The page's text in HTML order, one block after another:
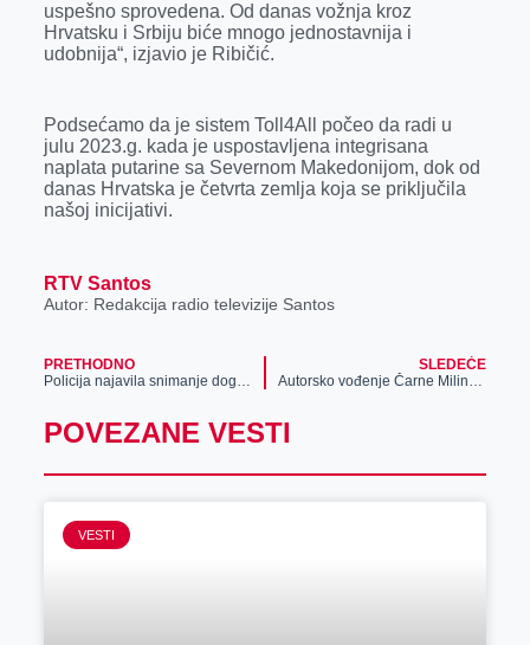
uspešno sprovedena. Od danas vožnja kroz
Hrvatsku i Srbiju biće mnogo jednostavnija i
udobnija“, izjavio je Ribičić.
Podsećamo da je sistem Toll4All počeo da radi u
julu 2023.g. kada je uspostavljena integrisana
naplata putarine sa Severnom Makedonijom, dok od
danas Hrvatska je četvrta zemlja koja se priključila
našoj inicijativi.
RTV Santos
Autor: Redakcija radio televizije Santos
PRETHODNO
Policija najavila snimanje događaja
SLEDEĆE
Autorsko vođenje Čarne Milinković kroz izložbu „Ispit zrelosti“
POVEZANE VESTI
VESTI